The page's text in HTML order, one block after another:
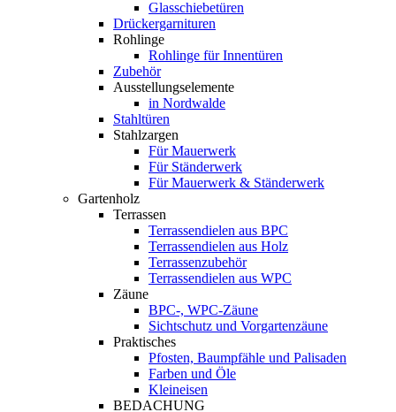
Glasschiebetüren
Drückergarnituren
Rohlinge
Rohlinge für Innentüren
Zubehör
Ausstellungselemente
in Nordwalde
Stahltüren
Stahlzargen
Für Mauerwerk
Für Ständerwerk
Für Mauerwerk & Ständerwerk
Gartenholz
Terrassen
Terrassendielen aus BPC
Terrassendielen aus Holz
Terrassenzubehör
Terrassendielen aus WPC
Zäune
BPC-, WPC-Zäune
Sichtschutz und Vorgartenzäune
Praktisches
Pfosten, Baumpfähle und Palisaden
Farben und Öle
Kleineisen
BEDACHUNG